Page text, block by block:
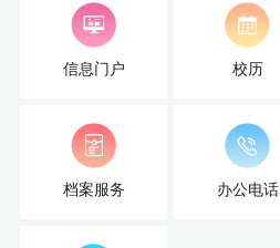
信息门户 校历
档案服务 办公电话